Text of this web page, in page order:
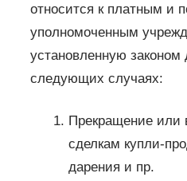
относится к платным и
уполномоченным
установленную
следующих случаях:
Прекращение или
сделкам купли-
дарения и пр.